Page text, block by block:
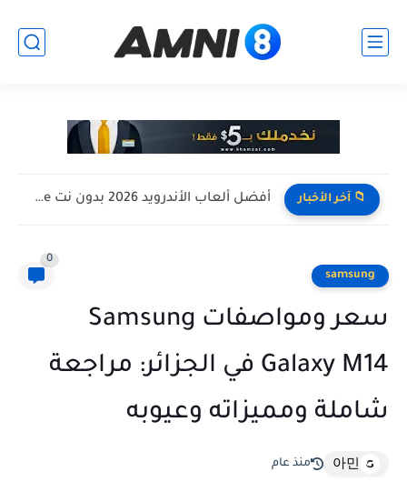
📁 آخر الأخبار افضل تجميعة كمبيوتر للالعاب بأرخص سعر ممكن ! تجميعة Pc...
samsung
0
سعر ومواصفات Samsung
Galaxy M14 في الجزائر: مراجعة
شاملة ومميزاته وعيوبه
아민 منذ عام